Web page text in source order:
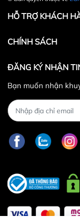
HỖ TRỢ KHÁCH
CHÍNH SÁCH
ĐĂNG KÝ NHẬN
Bạn muốn nhận